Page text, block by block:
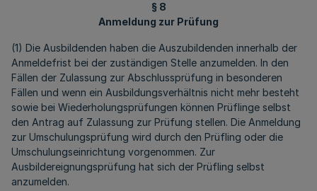
§ 8
Anmeldung zur Prüfung
(1) Die Ausbildenden haben die Auszubildenden innerhalb der
Anmeldefrist bei der zuständigen Stelle anzumelden. In den
Fällen der Zulassung zur Abschlussprüfung in besonderen
Fällen und wenn ein Ausbildungsverhältnis nicht mehr besteht
sowie bei Wiederholungsprüfungen können Prüflinge selbst
den Antrag auf Zulassung zur Prüfung stellen. Die Anmeldung
zur Umschulungsprüfung wird durch den Prüfling oder die
Umschulungseinrichtung vorgenommen. Zur
Ausbildereignungsprüfung hat sich der Prüfling selbst
anzumelden.